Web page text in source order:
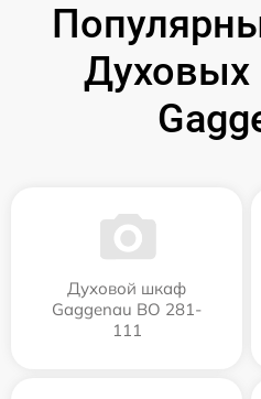
Духовой шкаф
Gaggenau BO 281-
111